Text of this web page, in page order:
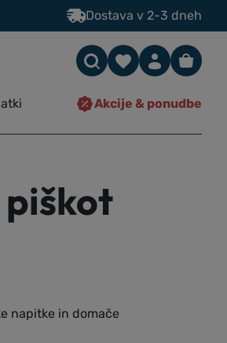
Dostava v 2-3 dneh
Akcije & ponudbe
piškot
napitke in domače